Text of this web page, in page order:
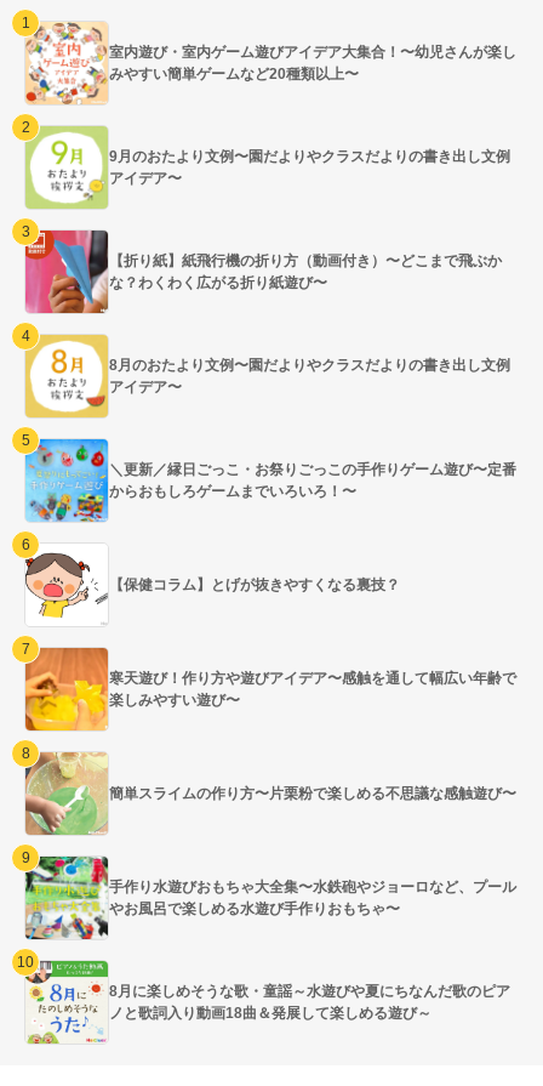
室内遊び・室内ゲーム遊びアイデア大集合！〜幼児さんが楽し
みやすい簡単ゲームなど20種類以上〜
9月のおたより文例〜園だよりやクラスだよりの書き出し文例
アイデア〜
【折り紙】紙飛行機の折り方（動画付き）〜どこまで飛ぶか
な？わくわく広がる折り紙遊び〜
8月のおたより文例〜園だよりやクラスだよりの書き出し文例
アイデア〜
＼更新／縁日ごっこ・お祭りごっこの手作りゲーム遊び〜定番
からおもしろゲームまでいろいろ！〜
【保健コラム】とげが抜きやすくなる裏技？
寒天遊び！作り方や遊びアイデア〜感触を通して幅広い年齢で
楽しみやすい遊び〜
簡単スライムの作り方〜片栗粉で楽しめる不思議な感触遊び〜
手作り水遊びおもちゃ大全集〜水鉄砲やジョーロなど、プール
やお風呂で楽しめる水遊び手作りおもちゃ〜
8月に楽しめそうな歌・童謡～水遊びや夏にちなんだ歌のピア
ノと歌詞入り動画18曲＆発展して楽しめる遊び～